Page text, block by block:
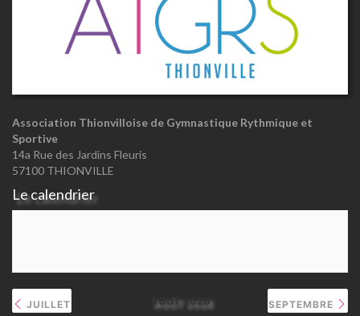
Association Thionvilloise de Gymnastique Rythmique et
Sportive
14a Rue des Jardins Fleuris
57100 THIONVILLE
Le calendrier
JUILLET AOÛT 2026 SEPTEMBRE